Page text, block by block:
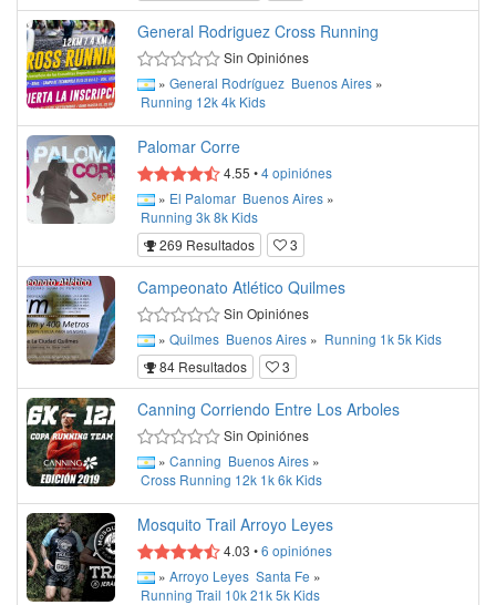
General Rodriguez Cross Running
Sin Opiniónes
» General Rodríguez Buenos Aires »
Running 12k4k Kids
Palomar Corre
4.55 •4opiniónes
» El Palomar Buenos Aires »
Running 3k8k Kids
269 Resultados
3
Campeonato Atlético Quilmes
Sin Opiniónes
» Quilmes Buenos Aires » Running 1k5k Kids
84 Resultados
3
Canning Corriendo Entre Los Arboles
Sin Opiniónes
» Canning Buenos Aires »
Cross Running 12k 1k6k Kids
Mosquito Trail Arroyo Leyes
4.03 •6 opiniónes
» Arroyo Leyes Santa Fe »
Running Trail 10k21k5k Kids